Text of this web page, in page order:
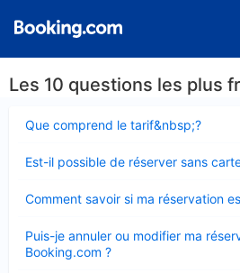
Les 10 questions les plus
Que comprend le tarif&nbsp;?
fermé
Est-il possible de réserver sans
fermé
Comment savoir si ma réservation
fermé
Puis-je annuler ou modifier ma
Booking.com ?
fermé